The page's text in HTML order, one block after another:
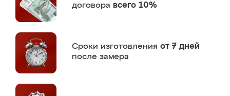
договора всего 10%
Сроки изготовления от 7 дней
после замера